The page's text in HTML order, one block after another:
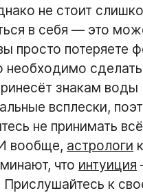
не стоит
в себя — это
просто потеряете
необходимо
знакам воды
всплески,
не принимать
вообще, астрологи
что интуиция
Прислушайтесь к